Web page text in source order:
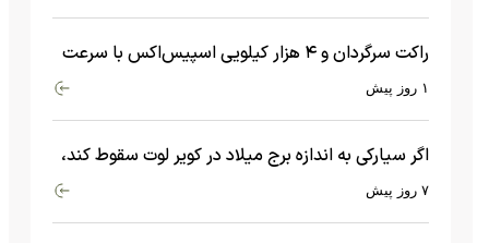
راکت سرگردان و ۴ هزار کیلویی اسپیس‌اکس با سرعت
هشت هزار و ۶۹۰ کیلومتر در ساعت به ماه برخورد کرد۱ روز پیش
اگر سیارکی به اندازه برج میلاد در کویر لوت سقوط کند،
چه اتفاقی می‌افتد؟
۷ روز پیش